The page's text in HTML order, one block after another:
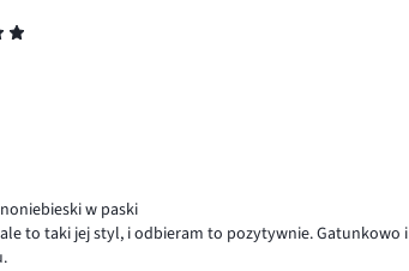
w paski
to taki jej styl, i odbieram to pozytywnie. Gatunkowo i